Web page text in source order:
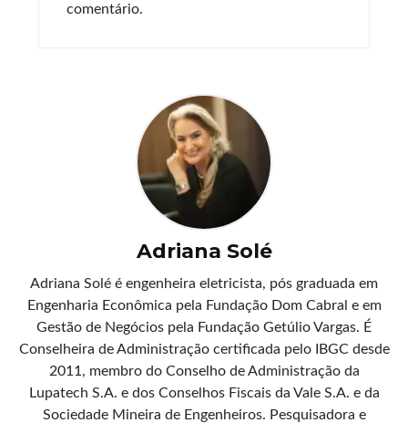
comentário.
Adriana Solé
Adriana Solé é engenheira eletricista, pós graduada em
Engenharia Econômica pela Fundação Dom Cabral e em
Gestão de Negócios pela Fundação Getúlio Vargas. É
Conselheira de Administração certificada pelo IBGC desde
2011, membro do Conselho de Administração da
Lupatech S.A. e dos Conselhos Fiscais da Vale S.A. e da
Sociedade Mineira de Engenheiros. Pesquisadora e